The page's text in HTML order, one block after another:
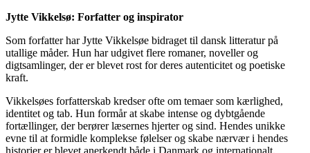
Jytte Vikkelsø: Forfatter og inspirator
Som forfatter har Jytte Vikkelsøe bidraget til dansk litteratur på
utallige måder. Hun har udgivet flere romaner, noveller og
digtsamlinger, der er blevet rost for deres autenticitet og poetiske
kraft.
Vikkelsøes forfatterskab kredser ofte om temaer som kærlighed,
identitet og tab. Hun formår at skabe intense og dybtgående
fortællinger, der berører læsernes hjerter og sind. Hendes unikke
evne til at formidle komplekse følelser og skabe nærvær i hendes
historier er blevet anerkendt både i Danmark og internationalt.